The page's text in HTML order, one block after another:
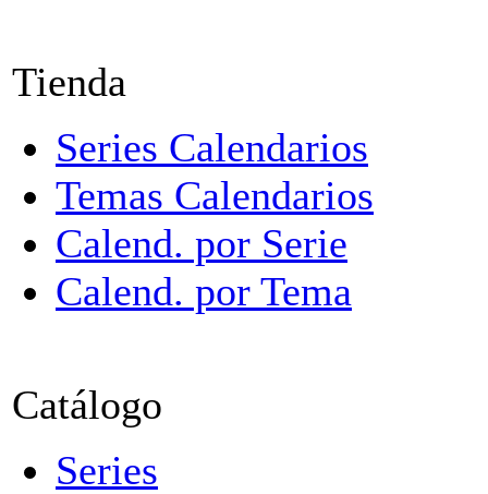
Tienda
Series Calendarios
Temas Calendarios
Calend. por Serie
Calend. por Tema
Catálogo
Series